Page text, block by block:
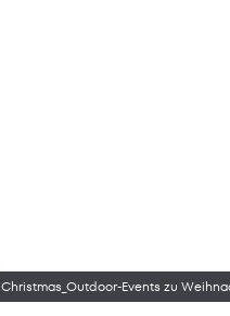
Christmas_Outdoor-Events zu